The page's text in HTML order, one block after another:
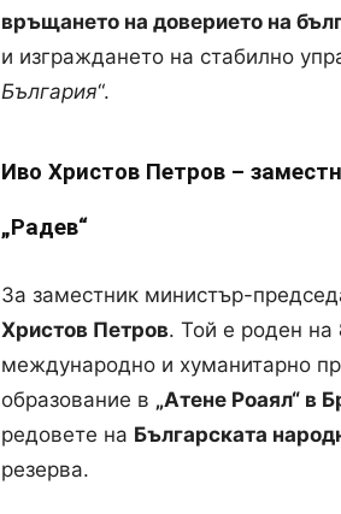
връщането на доверието на
и изграждането на стабилно
България“.
Иво Христов Петров –
„Радев“
За заместник министър-
Христов Петров. Той е роден на
международно и хуманитарно
образование в „Атене Роаял“ в
редовете на Българската
резерва.